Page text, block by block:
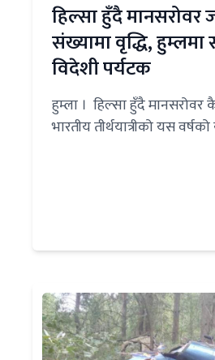
हिल्सा हुँदै मानसरोवर
संख्यामा वृद्धि, हुम्लमा
विदेशी पर्यटक
हुम्ला । हिल्सा हुँदै मानसरोवर
भारतीय तीर्थयात्रीको यस